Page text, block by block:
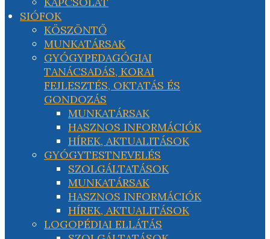
SIÓFOK
KÖSZÖNTŐ
MUNKATÁRSAK
GYÓGYPEDAGÓGIAI
TANÁCSADÁS, KORAI
FEJLESZTÉS, OKTATÁS ÉS
GONDOZÁS
MUNKATÁRSAK
HASZNOS INFORMÁCIÓK
HÍREK, AKTUALITÁSOK
GYÓGYTESTNEVELÉS
SZOLGÁLTATÁSOK
MUNKATÁRSAK
HASZNOS INFORMÁCIÓK
HÍREK, AKTUALITÁSOK
LOGOPÉDIAI ELLÁTÁS